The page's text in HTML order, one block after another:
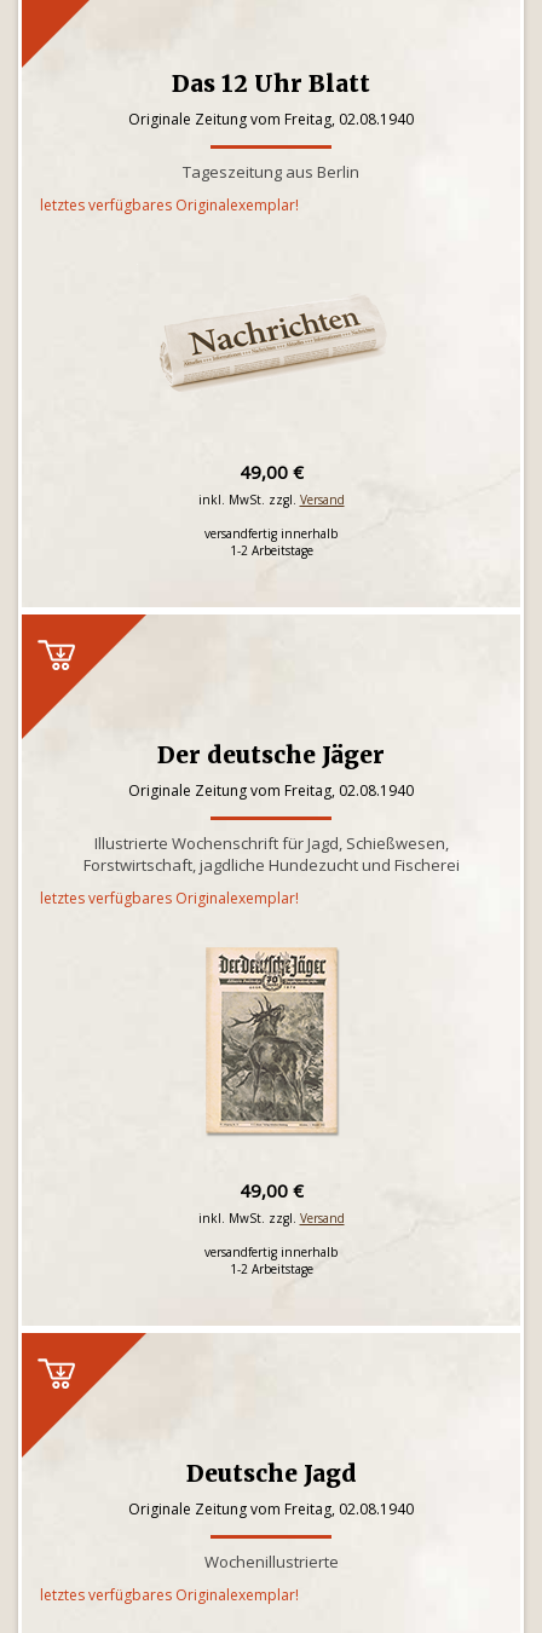
Das 12 Uhr Blatt
Originale Zeitung vom Freitag, 02.08.1940
Tageszeitung aus Berlin
letztes verfügbares Originalexemplar!
49,00 €
inkl. MwSt. zzgl. Versand
versandfertig innerhalb
1-2 Arbeitstage
Der deutsche Jäger
Originale Zeitung vom Freitag, 02.08.1940
Illustrierte Wochenschrift für Jagd, Schießwesen,
Forstwirtschaft, jagdliche Hundezucht und Fischerei
letztes verfügbares Originalexemplar!
49,00 €
inkl. MwSt. zzgl. Versand
versandfertig innerhalb
1-2 Arbeitstage
Deutsche Jagd
Originale Zeitung vom Freitag, 02.08.1940
Wochenillustrierte
letztes verfügbares Originalexemplar!